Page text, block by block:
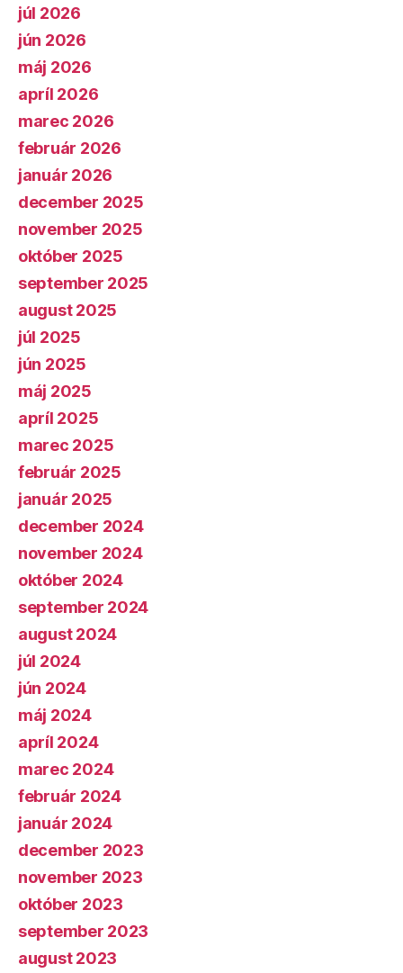
júl 2026
jún 2026
máj 2026
apríl 2026
marec 2026
február 2026
január 2026
december 2025
november 2025
október 2025
september 2025
august 2025
júl 2025
jún 2025
máj 2025
apríl 2025
marec 2025
február 2025
január 2025
december 2024
november 2024
október 2024
september 2024
august 2024
júl 2024
jún 2024
máj 2024
apríl 2024
marec 2024
február 2024
január 2024
december 2023
november 2023
október 2023
september 2023
august 2023